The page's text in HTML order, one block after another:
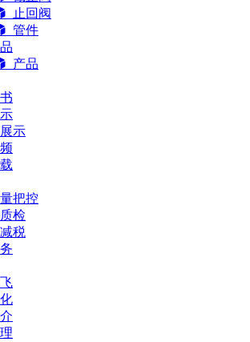
止回阀
管件
产品
示
把控
检
税